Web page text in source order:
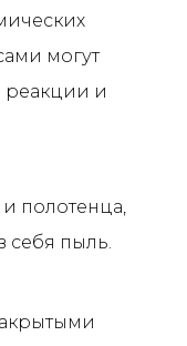
могут
реакции и
полотенца,
себя пыль.